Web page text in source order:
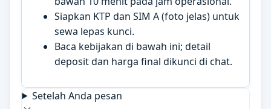
Siapkan KTP dan SIM A (foto jelas) untuk
sewa lepas kunci.
Baca kebijakan di bawah ini; detail
deposit dan harga final dikunci di chat.
Setelah Anda pesan